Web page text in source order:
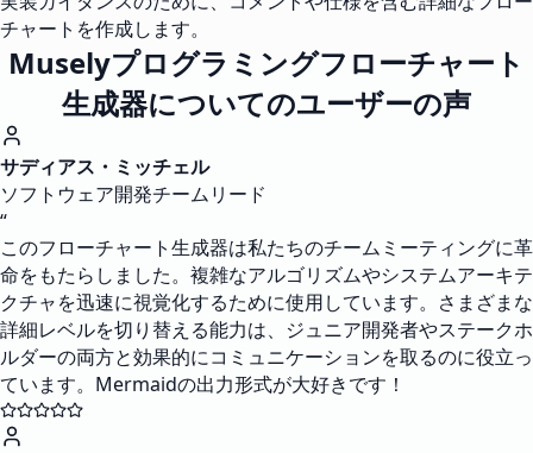
チャートを作成します。
Muselyプログラミングフローチャート
生成器についてのユーザーの声
サディアス・ミッチェル
ソフトウェア開発チームリード
“
このフローチャート生成器は私たちのチームミーティングに革
命をもたらしました。複雑なアルゴリズムやシステムアーキテ
クチャを迅速に視覚化するために使用しています。さまざまな
詳細レベルを切り替える能力は、ジュニア開発者やステークホ
ルダーの両方と効果的にコミュニケーションを取るのに役立っ
ています。Mermaidの出力形式が大好きです！